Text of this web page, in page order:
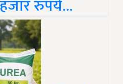
रुपये...